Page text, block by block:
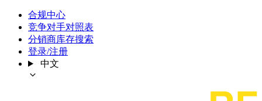
合规中心
竞争对手对照表
分销商库存搜索
登录/注册
中文